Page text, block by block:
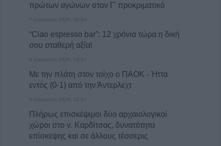
πρώτων αγώνων στον Γ' προκριματικό
7 Αυγούστου 2026, 00:04
“Ciao espresso bar”: 12 χρόνια τώρα η δική
σου σταθερή αξία!
6 Αυγούστου 2026, 23:51
Με την πλάτη στον τοίχο ο ΠΑΟΚ - Ήττα
εντός (0-1) από την Άντερλεχτ
6 Αυγούστου 2026, 22:57
Πλήρως επισκέψιμοι δύο αρχαιολογικοί
χώροι στο ν. Καρδίτσας, δυνατότητα
επίσκεψης και σε άλλους τέσσερις